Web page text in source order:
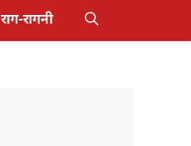
राग-रागनी